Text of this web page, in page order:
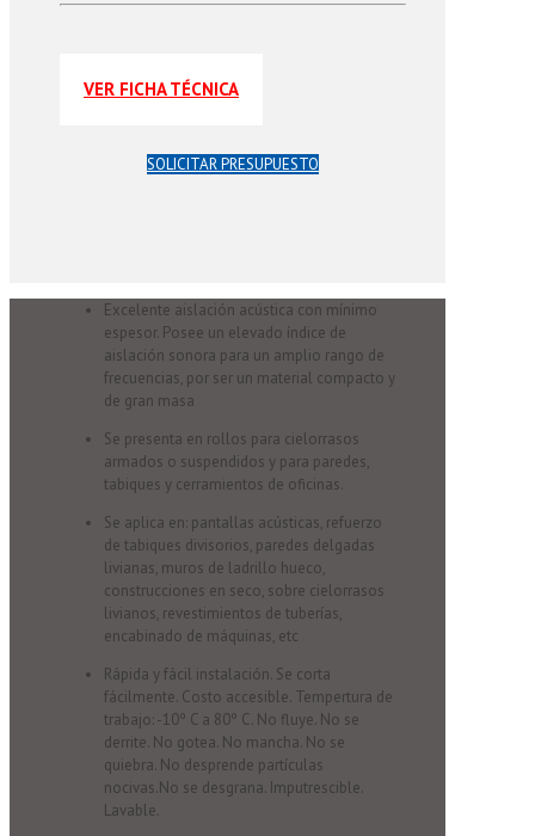
VER FICHA TÉCNICA
SOLICITAR PRESUPUESTO
Excelente aislación acústica con mínimo
espesor. Posee un elevado índice de
aislación sonora para un amplio rango de
frecuencias, por ser un material compacto y
de gran masa
Se presenta en rollos para cielorrasos
armados o suspendidos y para paredes,
tabiques y cerramientos de oficinas.
Se aplica en: pantallas acústicas, refuerzo
de tabiques divisorios, paredes delgadas
livianas, muros de ladrillo hueco,
construcciones en seco, sobre cielorrasos
livianos, revestimientos de tuberías,
encabinado de máquinas, etc
Rápida y fácil instalación. Se corta
fácilmente. Costo accesible. Tempertura de
trabajo: -10º C a 80º C. No fluye. No se
derrite. No gotea. No mancha. No se
quiebra. No desprende partículas
nocivas.No se desgrana. Imputrescible.
Lavable.